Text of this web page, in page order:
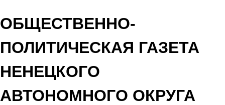
ОБЩЕСТВЕННО-
ПОЛИТИЧЕСКАЯ ГАЗЕТА
НЕНЕЦКОГО
АВТОНОМНОГО ОКРУГА